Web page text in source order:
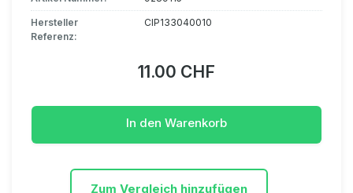
Hersteller
Referenz:
CIP133040010
11.00 CHF
In den Warenkorb
Zum Vergleich hinzufügen